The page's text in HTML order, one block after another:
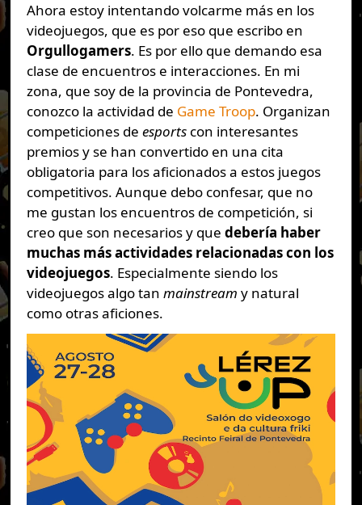
Ahora estoy intentando volcarme más en los
videojuegos, que es por eso que escribo en
Orgullogamers. Es por ello que demando esa
clase de encuentros e interacciones. En mi
zona, que soy de la provincia de Pontevedra,
conozco la actividad de Game Troop. Organizan
competiciones de esportscon interesantes
premios y se han convertido en una cita
obligatoria para los aficionados a estos juegos
competitivos. Aunque debo confesar, que no
me gustan los encuentros de competición, si
creo que son necesarios y que debería haber
muchas más actividades relacionadas con los
videojuegos. Especialmente siendo los
videojuegos algo tan mainstream y natural
como otras aficiones.